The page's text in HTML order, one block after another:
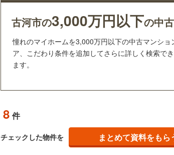
古河市の3,000万円以下の中
憧れのマイホームを3,000万円以下の中古マンシ
ア、こだわり条件を追加してさらに詳しく検索で
ます。
8 件
チェックした物件を まとめて資料をもら
新潟
東海 愛知 岐阜
近畿
中国 鳥取 島根
福岡 佐賀
常陸太田市(
笠間市 (1 )
つくば市( 2)
那珂市(0)
神栖市(0)
つくばみらい市(0)
私鉄・その他
鹿島臨海鉄道大洗鹿島
宅配ボックスあり
トランクルーム （ 1 ）
駐車場空きあり（
管理・管理規約
配置、向き、建ち方、